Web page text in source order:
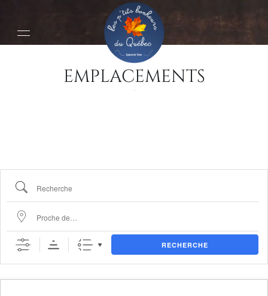
EMPLACEMENTS
Recherche
Proche de…
RECHERCHE